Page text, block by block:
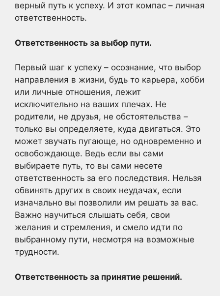
верный путь к успеху. И этот компас – личная
ответственность.
Ответственность за выбор пути.
Первый шаг к успеху – осознание, что выбор
направления в жизни, будь то карьера, хобби
или личные отношения, лежит
исключительно на ваших плечах. Не
родители, не друзья, не обстоятельства –
только вы определяете, куда двигаться. Это
может звучать пугающе, но одновременно и
освобождающе. Ведь если вы сами
выбираете путь, то вы сами несете
ответственность за его последствия. Нельзя
обвинять других в своих неудачах, если
изначально вы позволили им решать за вас.
Важно научиться слышать себя, свои
желания и стремления, и смело идти по
выбранному пути, несмотря на возможные
трудности.
Ответственность за принятие решений.